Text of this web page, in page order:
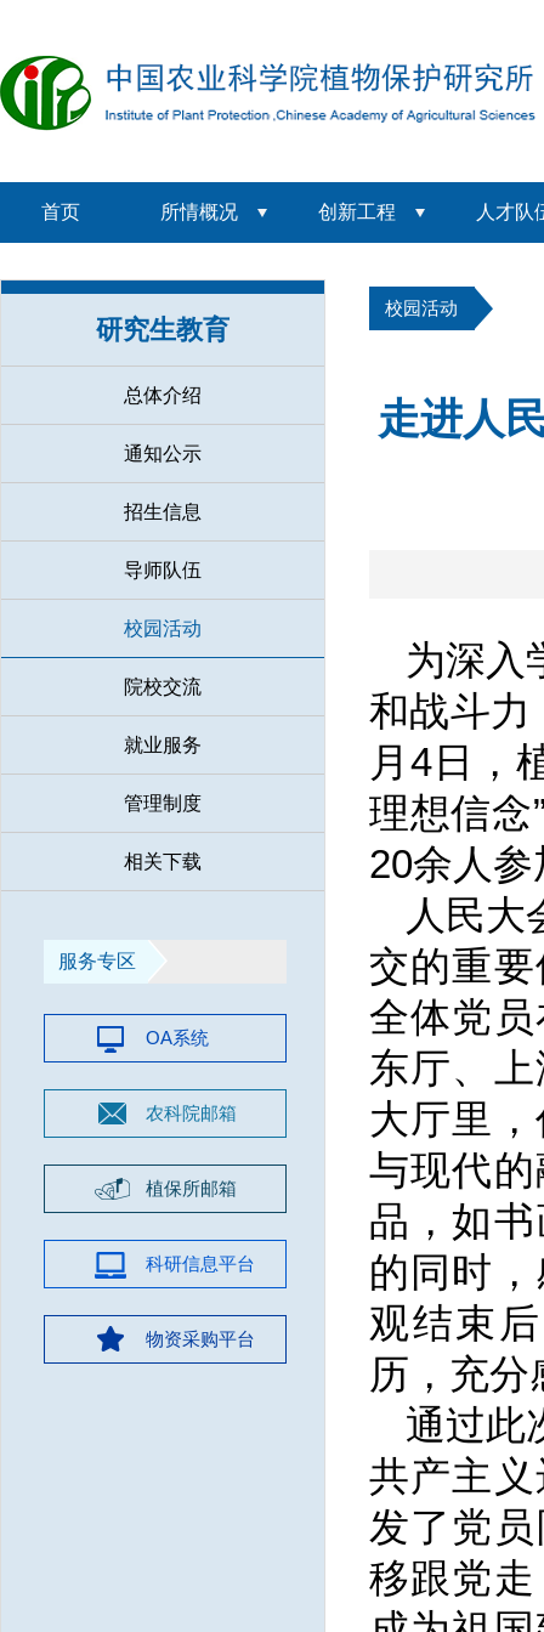
首页 所情概况 创新工程 人才队
研究生教育
总体介绍
通知公示
招生信息
导师队伍
校园活动
院校交流
就业服务
管理制度
相关下载
服务专区
OA系统
农科院邮箱
植保所邮箱
科研信息平台
物资采购平台
校园活动
走进人
为深入
和战斗力
月4日，
理想信念
20余人
人民大
交的重
全体党
东厅、
大厅里
与现代
品，如
的同时
观结束
历，充
通过此
共产主
发了党
移跟党